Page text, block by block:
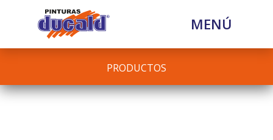
MENÚ
PRODUCTOS